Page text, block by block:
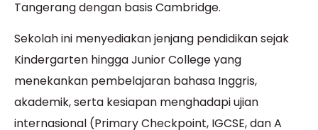
Tangerang dengan basis Cambridge.
Sekolah ini menyediakan jenjang pendidikan sejak
Kindergarten hingga Junior College yang
menekankan pembelajaran bahasa Inggris,
akademik, serta kesiapan menghadapi ujian
internasional (Primary Checkpoint, IGCSE, dan A